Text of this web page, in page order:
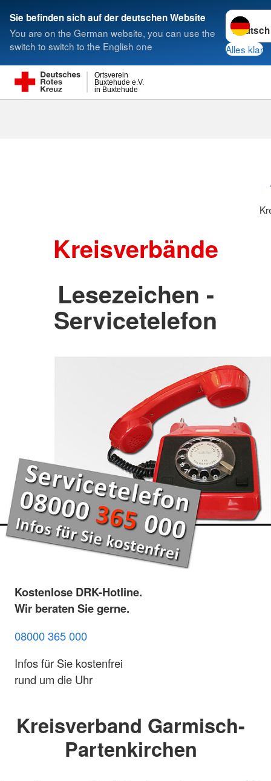
Sie befinden sich auf der deutschen Website
You are on the German website, you can use the
switch to switch to the English one
Sprache
Alles klar
in Buxtehude
Buxtehude e.V.
Ortsverein
Suche
Kreisverbände
Lesezeichen -
Servicetelefon
Kostenlose DRK-Hotline.
Wir beraten Sie gerne.
08000 365 000
Infos für Sie kostenfrei
rund um die Uhr
Kreisverband Garmisch-
Partenkirchen